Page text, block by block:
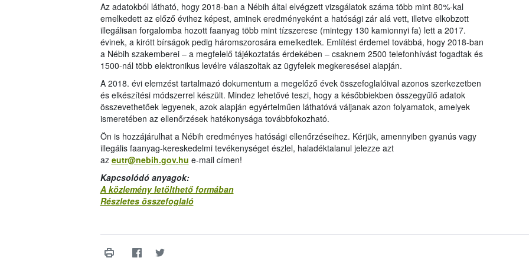
Az adatokból látható, hogy 2018-ban a Nébih által elvégzett vizsgálatok száma több mint 80%-kal
emelkedett az előző évihez képest, aminek eredményeként a hatósági zár alá vett, illetve elkobzott
illegálisan forgalomba hozott faanyag több mint tízszerese (mintegy 130 kamionnyi fa) lett a 2017.
évinek, a kirótt bírságok pedig háromszorosára emelkedtek. Említést érdemel továbbá, hogy 2018-ban
a Nébih szakemberei – a megfelelő tájékoztatás érdekében – csaknem 2500 telefonhívást fogadtak és
1500-nál több elektronikus levélre válaszoltak az ügyfelek megkeresései alapján.
A 2018. évi elemzést tartalmazó dokumentum a megelőző évek összefoglalóival azonos szerkezetben
és elkészítési módszerrel készült. Mindez lehetővé teszi, hogy a későbbiekben összegyűlő adatok
összevethetőek legyenek, azok alapján egyértelműen láthatóvá váljanak azon folyamatok, amelyek
ismeretében az ellenőrzések hatékonysága továbbfokozható.
Ön is hozzájárulhat a Nébih eredményes hatósági ellenőrzéseihez. Kérjük, amennyiben gyanús vagy
illegális faanyag-kereskedelmi tevékenységet észlel, haladéktalanul jelezze azt
az eutr@nebih.gov.hu e-mail címen!
Kapcsolódó anyagok:
A közlemény letölthető formában
Részletes összefoglaló